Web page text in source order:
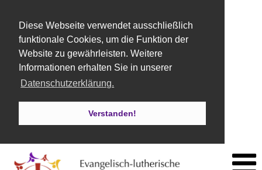
Diese Webseite verwendet ausschließlich
funktionale Cookies, um die Funktion der
Website zu gewährleisten. Weitere
Informationen erhalten Sie in unserer
Datenschutzerklärung.
Verstanden!